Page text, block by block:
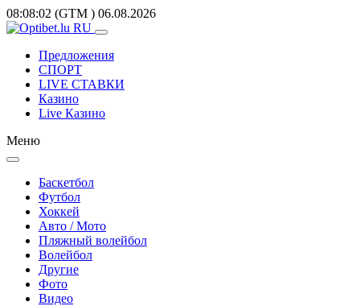
08:08:02 (GTM ) 06.08.2026
Предложения
СПОРТ
LIVE СТАВКИ
Казино
Live Казино
Меню
Баскетбол
Футбол
Хоккей
Авто / Мото
Пляжный волейбол
Волейбол
Другие
Фото
Видео